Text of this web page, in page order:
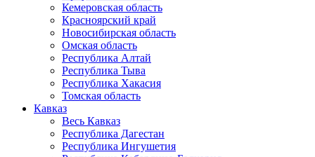
Кемеровская область
Красноярский край
Новосибирская область
Омская область
Республика Алтай
Республика Тыва
Республика Хакасия
Томская область
Кавказ
Весь Кавказ
Республика Дагестан
Республика Ингушетия